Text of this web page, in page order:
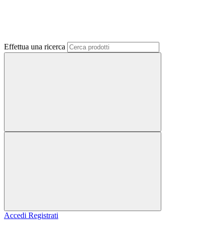
Effettua una ricerca
Accedi Registrati